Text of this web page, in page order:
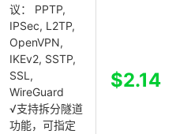
议： PPTP,
IPSec, L2TP,
OpenVPN,
IKEv2, SSTP,
SSL,
WireGuard
√支持拆分隧道
功能，可指定
$2.14